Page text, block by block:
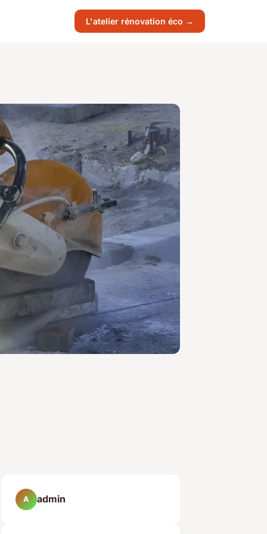
L'atelier rénovation éco →
A admin